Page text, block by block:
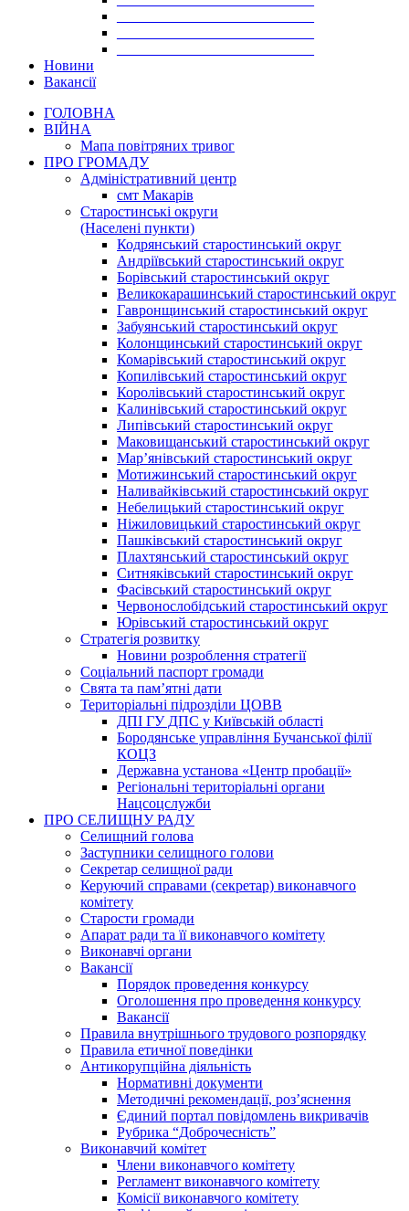
Новини
Вакансії
ГОЛОВНА
ВІЙНА
Мапа повітряних тривог
ПРО ГРОМАДУ
Aдміністративний центр
смт Макарів
Старостинські округи
(Населені пункти)
Кодрянський старостинський округ
Андріївський старостинський округ
Борівський старостинський округ
Великокарашинський старостинський округ
Гавронщинський старостинський округ
Забуянський старостинський округ
Колонщинський старостинський округ
Комарівський старостинський округ
Копилівський старостинський округ
Королівський старостинський округ
Калинівський старостинський округ
Липівський старостинський округ
Маковищанський старостинський округ
Мар’янівський старостинський округ
Мотижинський старостинський округ
Наливайківський старостинський округ
Небелицький старостинський округ
Ніжиловицький старостинський округ
Пашківський старостинський округ
Плахтянський старостинський округ
Ситняківський старостинський округ
Фасівський старостинський округ
Червонослобідський старостинський округ
Юрівський старостинський округ
Стратегія розвитку
Новини розроблення стратегії
Соціальний паспорт громади
Свята та пам’ятні дати
Територіальні підрозділи ЦОВВ
ДПІ ГУ ДПС у Київській області
Бородянське управління Бучанської філії
КОЦЗ
Державна установа «Центр пробації»
Регіональні територіальні органи
Нацсоцслужби
ПРО СЕЛИЩНУ РАДУ
Селищний голова
Заступники селищного голови
Секретар селищної ради
Керуючий справами (секретар) виконавчого
комітету
Старости громади
Апарат ради та її виконавчого комітету
Виконавчі органи
Вакансії
Порядок проведення конкурсу
Оголошення про проведення конкурсу
Вакансії
Правила внутрішнього трудового розпорядку
Правила етичної поведінки
Антикорупційна діяльність
Нормативні документи
Методичні рекомендації, роз’яснення
Єдиний портал повідомлень викривачів
Рубрика “Доброчесність”
Виконавчий комітет
Члени виконавчого комітету
Регламент виконавчого комітету
Комісії виконавчого комітету